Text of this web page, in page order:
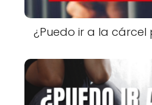
¿Puedo ir a la